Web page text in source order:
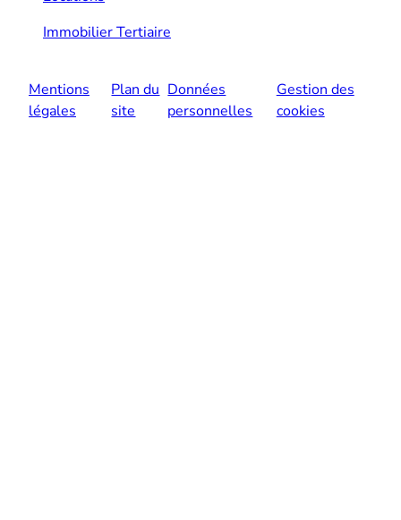
Immobilier Tertiaire
Mentions
légales
Plan du
site
Données
personnelles
Gestion des
cookies